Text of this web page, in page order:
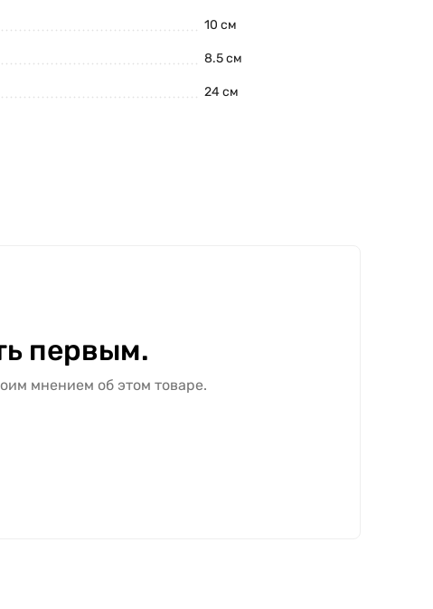
10 см
8.5 см
24 см
первым.
мнением об этом товаре.